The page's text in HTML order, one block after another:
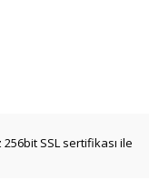
SSL sertifikası ile